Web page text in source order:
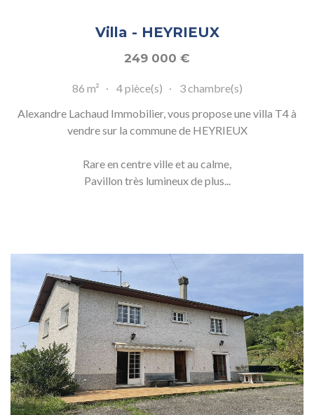
Villa - HEYRIEUX
249 000 €
86 m² 4 pièce(s)
3 chambre(s)
Alexandre Lachaud Immobilier, vous propose une villa T4 à
vendre sur la commune de HEYRIEUX
Rare en centre ville et au calme,
Pavillon très lumineux de plus...